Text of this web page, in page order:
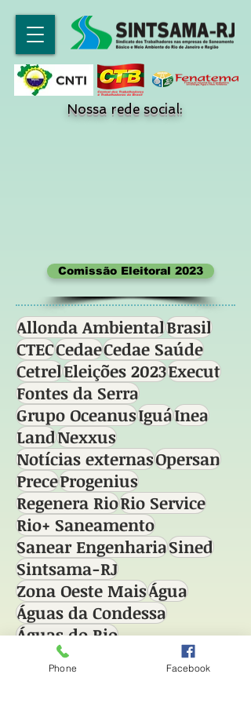
Nossa rede social:
Comissão Eleitoral 2023
Allonda AmbientalBrasil
CTECCedaeCedae Saúde
CetrelEleições 2023Execut
Fontes da Serra
Grupo OceanusIguáInea
LandNexxus
Notícias externasOpersan
PreceProgenius
Regenera RioRio Service
Rio+ Saneamento
Sanear EngenhariaSined
Sintsama-RJ
Zona Oeste MaisÁgua
Águas da Condessa
Águas do Rio
Phone Facebook